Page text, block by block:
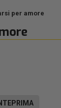
per amore